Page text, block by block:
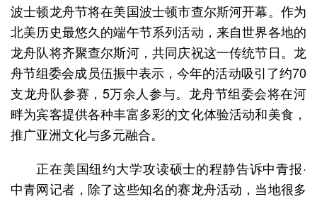
波士顿龙舟节将在美国波士顿市查尔斯河开幕。作为
北美历史最悠久的端午节系列活动，来自世界各地的
龙舟队将齐聚查尔斯河，共同庆祝这一传统节日。龙
舟节组委会成员伍振中表示，今年的活动吸引了约70
支龙舟队参赛，5万余人参与。龙舟节组委会将在河
畔为宾客提供各种丰富多彩的文化体验活动和美食，
推广亚洲文化与多元融合。
正在美国纽约大学攻读硕士的程静告诉中青报·
中青网记者，除了这些知名的赛龙舟活动，当地很多